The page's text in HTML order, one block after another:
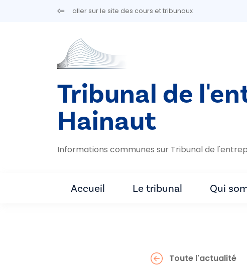
Aller au contenu principalaller sur le site des cours et tribunaux
Tribunal de
Hainaut
Informations communes sur Tribunal de
Accueil Le tribunal Qui
Toute l'actualité